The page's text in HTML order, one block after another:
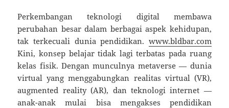
Perkembangan teknologi digital membawa
perubahan besar dalam berbagai aspek kehidupan,
tak terkecuali dunia pendidikan. www.bldbar.com
Kini, konsep belajar tidak lagi terbatas pada ruang
kelas fisik. Dengan munculnya metaverse — dunia
virtual yang menggabungkan realitas virtual (VR),
augmented reality (AR), dan teknologi internet —
anak-anak mulai bisa mengakses pendidikan